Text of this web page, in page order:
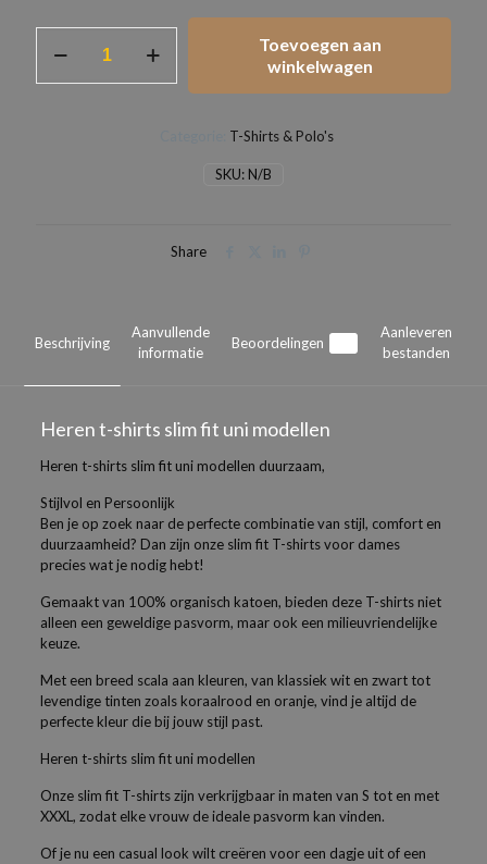
Toevoegen aan
winkelwagen
SKU:N/B
T-Shirts & Polo's
Share
Beschrijving
Aanvullende
informatie
Beoordelingen
Aanleveren
bestanden
Heren t-shirts slim fit uni modellen
Heren t-shirts slim fit uni modellen duurzaam,
Stijlvol en Persoonlijk
Ben je op zoek naar de perfecte combinatie van stijl, comfort en
duurzaamheid? Dan zijn onze slim fit T-shirts voor dames
precies wat je nodig hebt!
Gemaakt van 100% organisch katoen, bieden deze T-shirts niet
alleen een geweldige pasvorm, maar ook een milieuvriendelijke
keuze.
Met een breed scala aan kleuren, van klassiek wit en zwart tot
levendige tinten zoals koraalrood en oranje, vind je altijd de
perfecte kleur die bij jouw stijl past.
Heren t-shirts slim fit uni modellen
Onze slim fit T-shirts zijn verkrijgbaar in maten van S tot en met
XXXL, zodat elke vrouw de ideale pasvorm kan vinden.
Of je nu een casual look wilt creëren voor een dagje uit of een